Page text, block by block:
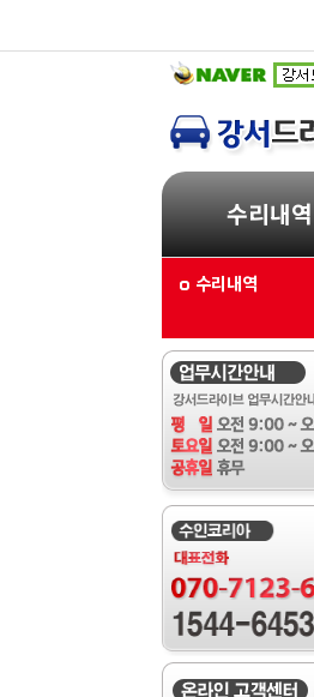
수리내역
수리내역